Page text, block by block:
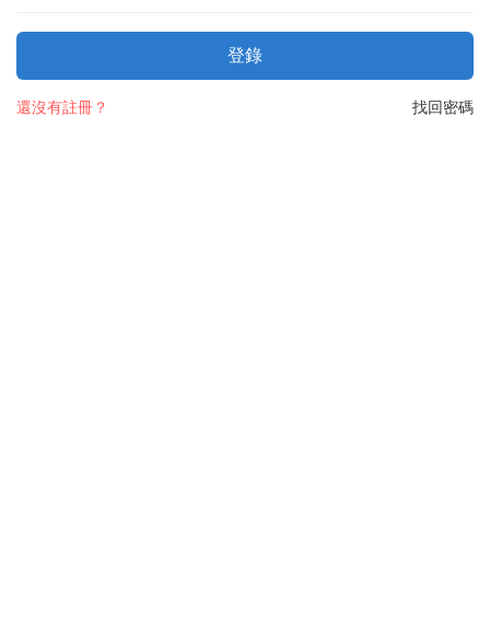
登錄
找回密碼
還沒有註冊？